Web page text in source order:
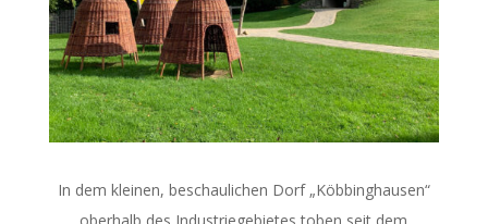
In dem kleinen, beschaulichen Dorf „Köbbinghausen“
oberhalb des Industriegebietes toben seit dem